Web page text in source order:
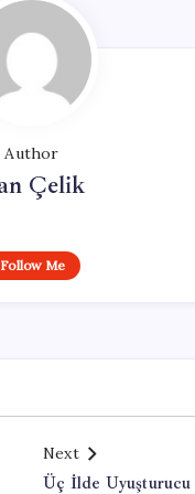
Author
Çelik
Follow Me
Next
Üç İlde Uyuşturucu